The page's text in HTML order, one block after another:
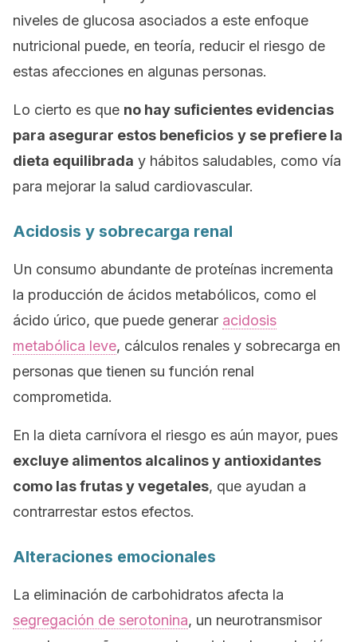
niveles de glucosa asociados a este enfoque
nutricional puede, en teoría, reducir el riesgo de
estas afecciones en algunas personas.
Lo cierto es que no hay suficientes evidencias
para asegurar estos beneficios y se prefiere la
dieta equilibrada y hábitos saludables, como vía
para mejorar la salud cardiovascular.
Acidosis y sobrecarga renal
Un consumo abundante de proteínas incrementa
la producción de ácidos metabólicos, como el
ácido úrico, que puede generar acidosis
metabólica leve, cálculos renales y sobrecarga en
personas que tienen su función renal
comprometida.
En la dieta carnívora el riesgo es aún mayor, pues
excluye alimentos alcalinos y antioxidantes
como las frutas y vegetales, que ayudan a
contrarrestar estos efectos.
Alteraciones emocionales
La eliminación de carbohidratos afecta la
segregación de serotonina, un neurotransmisor